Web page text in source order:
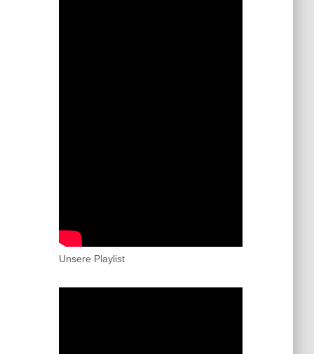
Unsere Playlist